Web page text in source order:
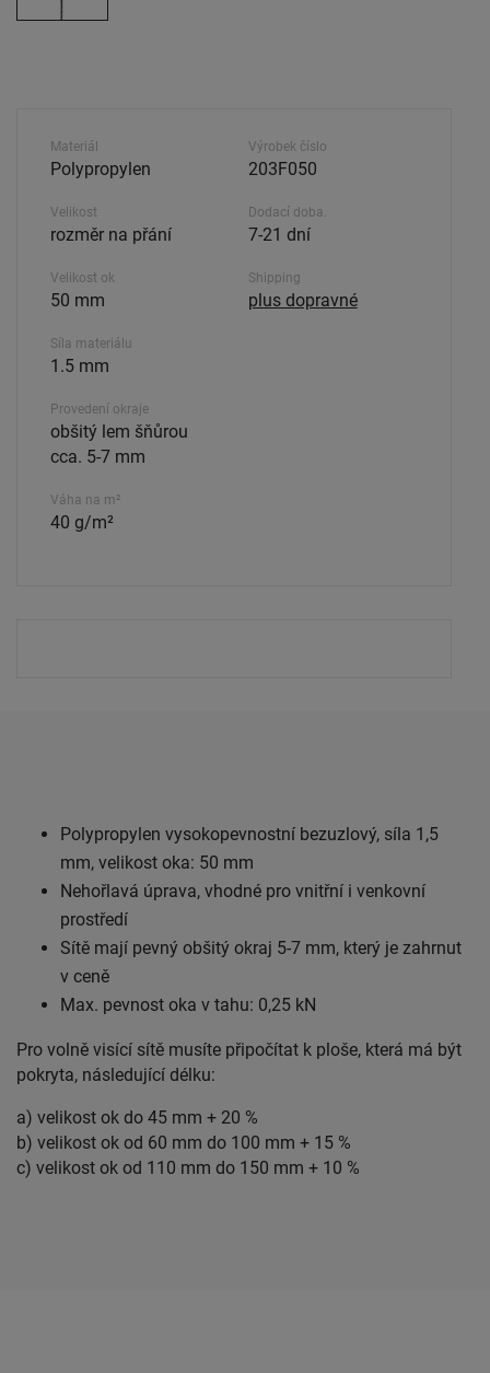
Materiál
Polypropylen
Velikost
rozměr na přání
Velikost ok
50 mm
Síla materiálu
1.5 mm
Provedení okraje
obšitý lem šňůrou
cca. 5-7 mm
Váha na m²
40 g/m²
Výrobek číslo
203F050
Dodací doba.
7-21 dní
Shipping
plus dopravné
Polypropylen vysokopevnostní bezuzlový, síla 1,5
mm, velikost oka: 50 mm
Nehořlavá úprava, vhodné pro vnitřní i venkovní
prostředí
Sítě mají pevný obšitý okraj 5-7 mm, který je zahrnut
v ceně
Max. pevnost oka v tahu: 0,25 kN
Pro volně visící sítě musíte připočítat k ploše, která má být
pokryta, následující délku:
a) velikost ok do 45 mm + 20 %
b) velikost ok od 60 mm do 100 mm + 15 %
c) velikost ok od 110 mm do 150 mm + 10 %